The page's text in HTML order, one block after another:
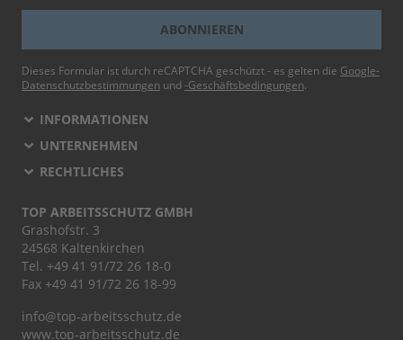
ABONNIEREN
Dieses Formular ist durch reCAPTCHA geschützt - es gelten die Google-
Datenschutzbestimmungen und -Geschäftsbedingungen.
INFORMATIONEN
UNTERNEHMEN
RECHTLICHES
TOP ARBEITSSCHUTZ GMBH
Grashofstr. 3
24568 Kaltenkirchen
Tel. +49 41 91/72 26 18-0
Fax +49 41 91/72 26 18-99
info@top-arbeitsschutz.de
www.top-arbeitsschutz.de